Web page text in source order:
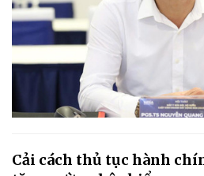
Cải cách thủ tục hành